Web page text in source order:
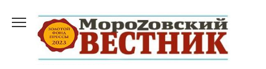
содержанию